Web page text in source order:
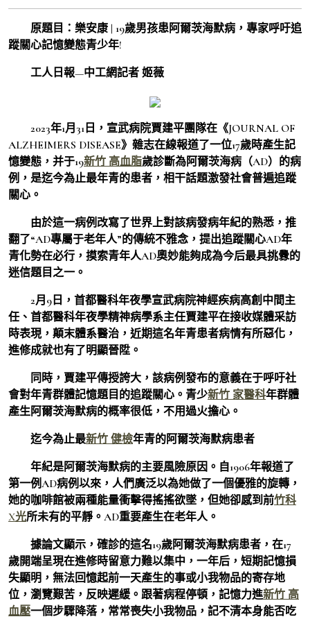
原題目：樂安康 | 19歲男孩患阿爾茨海默病，專家呼吁追
蹤關心記憶變態青少年!
工人日報—中工網記者 姬薇‍‍
2023年1月31日，宣武病院賈建平團隊在《JOURNAL OF
ALZHEIMERS DISEASE》雜志在線報道了一位17歲時產生記
憶變態，并于19新竹 高血脂歲診斷為阿爾茨海病（AD）的病
例，是迄今為止最年青的患者，相干話題激發社會普遍追蹤
關心。
由於這一病例改寫了世界上對該病發病年紀的熟悉，推
翻了“AD專屬于老年人”的傳統不雅念，提出追蹤關心AD年
青化勢在必行，摸索青年人AD奧妙能夠成為今后最具挑釁的
迷信題目之一。
2月9日，首都醫科年夜學宣武病院神經疾病高創中間主
任、首都醫科年夜學精神病學系主任賈建平在接收媒體采訪
時表現，顛末體系醫治，近期這名年青患者病情有所惡化，
進修成就也有了明顯晉陞。
同時，賈建平傳授誇大，該病例發布的意義在于呼吁社
會對年青群體記憶題目的追蹤關心。青少新竹 家醫科年群體
產生阿爾茨海默病的概率很低，不用過火擔心。
迄今為止最新竹 健檢年青的阿爾茨海默病患者
年紀是阿爾茨海默病的主要風險原因。自1906年報道了
第一例AD病例以來，人們廣泛以為她做了一個優雅的旋轉，
她的咖啡館被兩種能量衝擊得搖搖欲墜，但她卻感到前竹科
X光所未有的平靜。AD重要產生在老年人。
據論文顯示，確診的這名19歲阿爾茨海默病患者，在17
歲開端呈現在進修時留意力難以集中，一年后，短期記憶損
失顯明，無法回憶起前一天產生的事或小我物品的寄存地
位，瀏覽艱苦，反映遲緩。跟著病程停頓，記憶力進新竹 高
血壓一個步驟降落，常常喪失小我物品，記不清本身能否吃